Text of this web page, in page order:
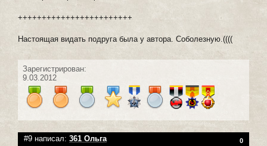
++++++++++++++++++++++++
Настоящая видать подруга была у автора. Соболезную.((((
Зарегистрирован:
9.03.2012
#9 написал: 361 Ольга 0